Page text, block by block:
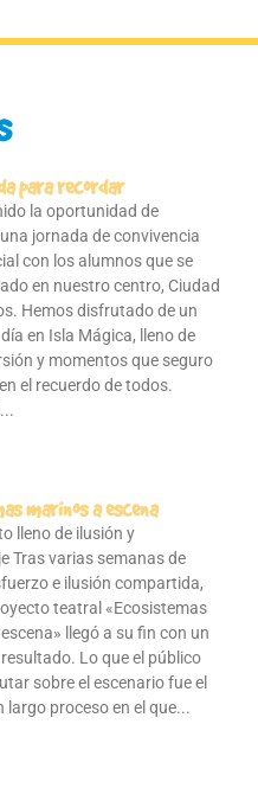
para recordar
la oportunidad de
jornada de convivencia
con los alumnos que se
en nuestro centro, Ciudad
Hemos disfrutado de un
en Isla Mágica, lleno de
y momentos que seguro
el recuerdo de todos.
marinos a escena
lleno de ilusión y
Tras varias semanas de
e ilusión compartida,
teatral «Ecosistemas
llegó a su fin con un
Lo que el público
sobre el escenario fue el
largo proceso en el que